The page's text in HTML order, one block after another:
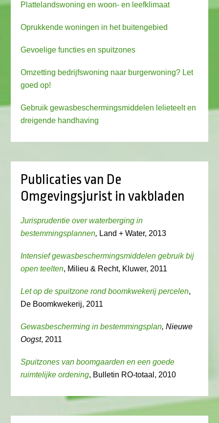
Plattelandswoning en woon- en leefklimaat
Oprukkende woningen in het buitengebied
Gevoelige functies en spuitzones
Omzetting bedrijfswoning naar burgerwoning? Let
goed op!
Gebruik gewasbeschermingsmiddelen lelieteelt en
dreigende handhaving
Publicaties van De
Omgevingsjurist in vakbladen
Jurisprudentie over waterberging in
bestemmingsplannen, Land + Water, 2013
Intensief gewasbeschermingsmiddelen gebruik bij
open teelten, Milieu & Recht, Kluwer, 2011
Let op de spuitzone rond boomkwekerij percelen,
De Boomkwekerij, 2011
Gewasbescherming in bestemmingsplan, Nieuwe
Oogst, 2011
Spuitzones van boomgaarden en een goede
ruimtelijke ordening, Bulletin RO-totaal, 2010